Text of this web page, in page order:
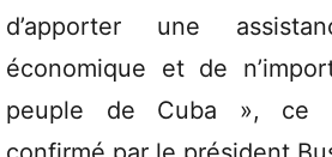
d’apporter une
économique et de
peuple de Cuba », ce